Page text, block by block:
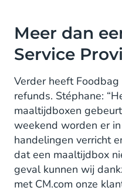
Meer dan
Service
Verder heeft
refunds. Stéphane:
maaltijdboxen
weekend worden er
handelingen verricht
dat een maaltijdbox
geval kunnen wij
met CM.com onze